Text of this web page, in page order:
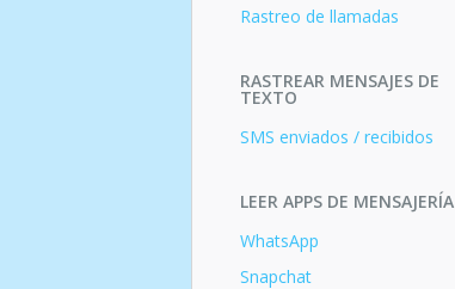
Rastreo de llamadas
RASTREAR MENSAJES DE
TEXTO
SMS enviados / recibidos
LEER APPS DE MENSAJERÍA
WhatsApp
Snapchat